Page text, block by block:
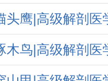
头鹰|高级解剖医
木鸟|高级解剖医